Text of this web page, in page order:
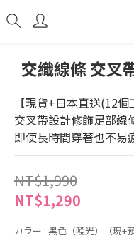
交織線條 交叉
【現貨+日本直送(12個
交叉帶設計修飾足部線
即使長時間穿著也不易
NT$1,990
NT$1,290
カラー : 黑色（啞光）（現+預